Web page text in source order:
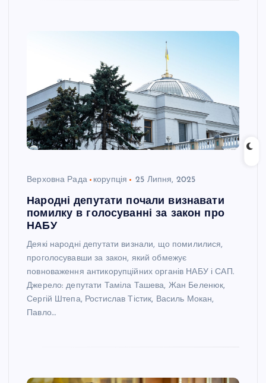
Верховна Рада корупція 25 Липня, 2025
Народні депутати почали визнавати
помилку в голосуванні за закон про
НАБУ
Деякі народні депутати визнали, що помилилися,
проголосувавши за закон, який обмежує
повноваження антикорупційних органів НАБУ і САП.
Джерело: депутати Таміла Ташева, Жан Беленюк,
Сергій Штепа, Ростислав Тістик, Василь Мокан,
Павло…